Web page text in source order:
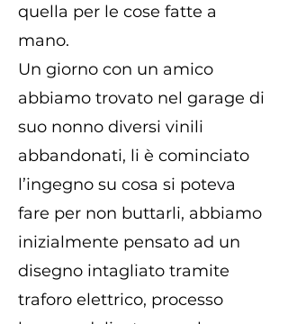
quella per le cose fatte a
mano.
Un giorno con un amico
abbiamo trovato nel garage di
suo nonno diversi vinili
abbandonati, li è cominciato
l’ingegno su cosa si poteva
fare per non buttarli, abbiamo
inizialmente pensato ad un
disegno intagliato tramite
traforo elettrico, processo